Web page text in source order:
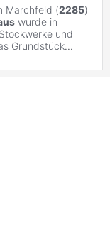
Marchfeld (2285)
wurde in
und
Grundstück...